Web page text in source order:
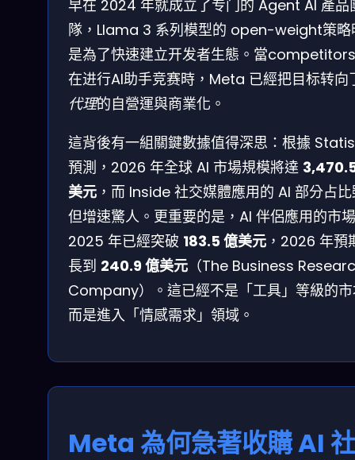
早在 2024 年就成立了专门的 Agent AI 產品
隊，Llama 3 系列模型的 open-weight策略
是為了快速建立开发者生態。當
在进行AI助手竞赛時，Meta 已經把目标转向
代理的自營運與商業化。
這背後有一組關鍵數據值得深思：根據
預測，2026 年全球 AI 市場規模將達
美元 ，而 Inside 社交媒體應用的 AI 部分占
但增速驚人。更重要的是，AI 伴侶應用的市
2025 年已經突破 183.5 億美元 ，2026 年預
長到 240.9 億美元 （The Business
Company）。這已經不是「工具」等級的
而是進入「情感需求」領域。
Meta 為何急著收購 AI